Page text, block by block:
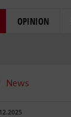
OPINION
News